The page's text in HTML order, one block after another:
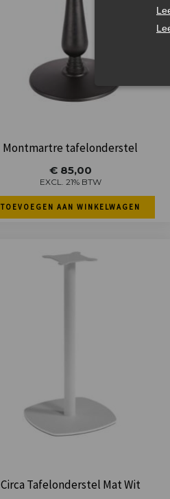
Montmartre tafelonderstel
€85,00
EXCL. 21% BTW
TOEVOEGEN AAN WINKELWAGEN
Circa Tafelonderstel Mat Wit